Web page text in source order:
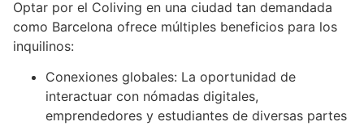
Optar por el Coliving en una ciudad tan demandada
como Barcelona ofrece múltiples beneficios para los
inquilinos:
Conexiones globales: La oportunidad de
interactuar con nómadas digitales,
emprendedores y estudiantes de diversas partes